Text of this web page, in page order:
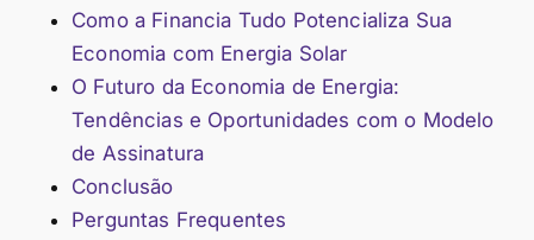
Como a Financia Tudo Potencializa Sua
Economia com Energia Solar
O Futuro da Economia de Energia:
Tendências e Oportunidades com o Modelo
de Assinatura
Conclusão
Perguntas Frequentes